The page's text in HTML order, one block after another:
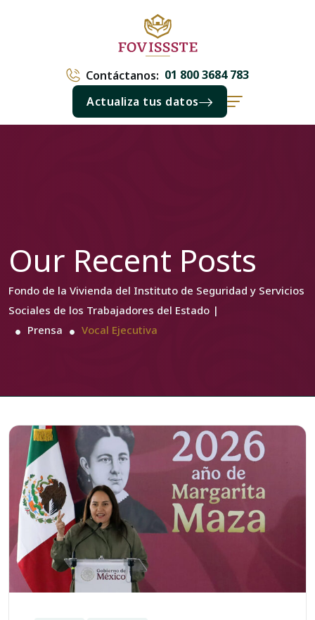
Contáctanos: 01 800 3684 783
Actualiza tus datos
Our Recent Posts
Fondo de la Vivienda del Instituto de Seguridad y Servicios
Sociales de los Trabajadores del Estado |
Prensa
Vocal Ejecutiva